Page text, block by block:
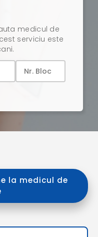
medicul de
serviciu este
la medicul de